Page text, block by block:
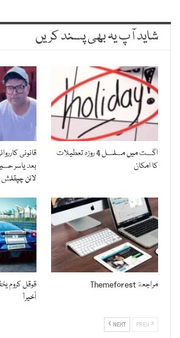
شاید آپ یہ بھی پسند کریں
اگست میں مسلسل 4 روزہ تعطیلات
کا امکان
قانونی
بعد یاسر
لائن چپقلش
مراجعة Themeforest
قوقل كروم
أخيراً
NEXT